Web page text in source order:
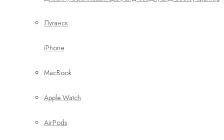
iPhone
MacBook
Apple Watch
AirPods